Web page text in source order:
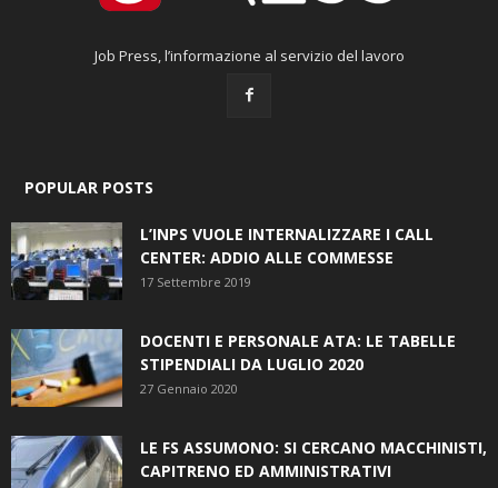
Job Press, l’informazione al servizio del lavoro
POPULAR POSTS
L’INPS VUOLE INTERNALIZZARE I CALL
CENTER: ADDIO ALLE COMMESSE
17 Settembre 2019
DOCENTI E PERSONALE ATA: LE TABELLE
STIPENDIALI DA LUGLIO 2020
27 Gennaio 2020
LE FS ASSUMONO: SI CERCANO MACCHINISTI,
CAPITRENO ED AMMINISTRATIVI